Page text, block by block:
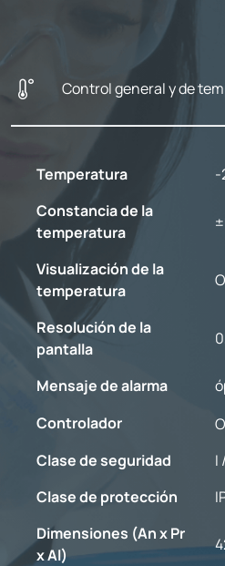
Control general y de
Temperatura
-
Constancia de la
temperatura
Visualización de la
temperatura
Resolución de la
pantalla
Mensaje de alarma
Controlador
Clase de seguridad
I
Clase de protección
Dimensiones (An x Pr
x Al)